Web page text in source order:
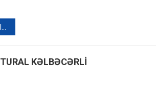
TURAL KƏLBƏCƏRLİ